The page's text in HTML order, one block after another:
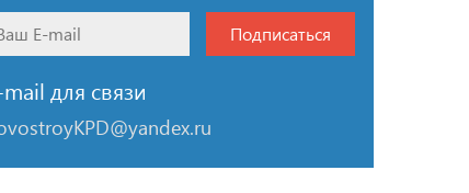
Подписаться
mail для связи